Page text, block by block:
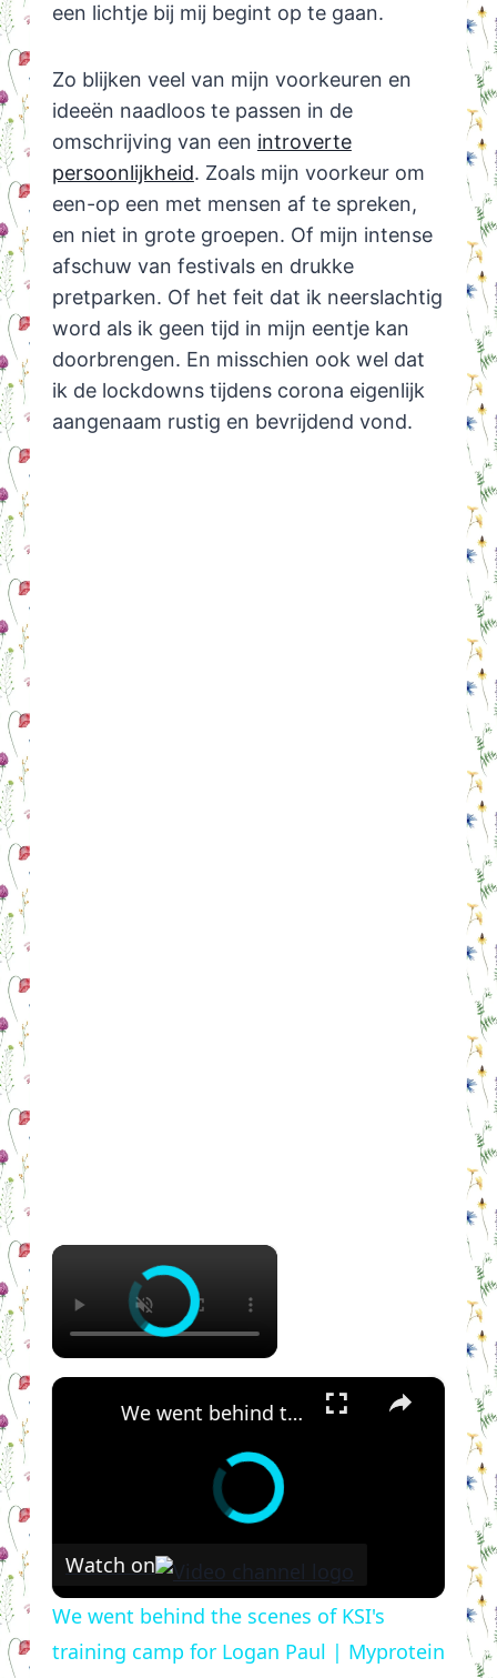
een lichtje bij mij begint op te gaan.
Zo blijken veel van mijn voorkeuren en
ideeën naadloos te passen in de
omschrijving van een introverte
persoonlijkheid. Zoals mijn voorkeur om
een-op een met mensen af te spreken,
en niet in grote groepen. Of mijn intense
afschuw van festivals en drukke
pretparken. Of het feit dat ik neerslachtig
word als ik geen tijd in mijn eentje kan
doorbrengen. En misschien ook wel dat
ik de lockdowns tijdens corona eigenlijk
aangenaam rustig en bevrijdend vond.
×
×
We went behind the scenes of KSI's training camp for Logan Paul | Myprotein
Watch on
We went behind the scenes of KSI's
training camp for Logan Paul | Myprotein